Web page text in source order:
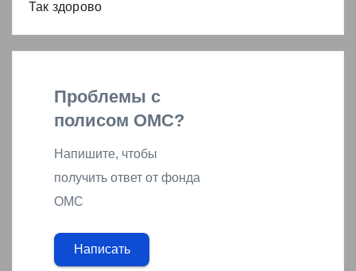
Так здорово
Проблемы с
полисом ОМС?
Напишите, чтобы
получить ответ от фонда
ОМС
Написать